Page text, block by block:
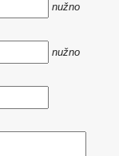
nužno
nužno